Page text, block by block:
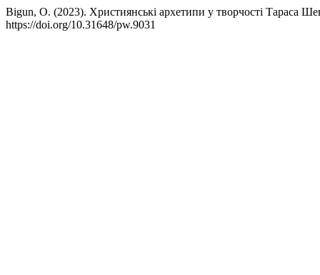
Bigun, O. (2023). Християнські архетипи у творчості Тараса
https://doi.org/10.31648/pw.9031